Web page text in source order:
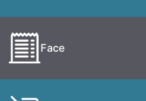
Face